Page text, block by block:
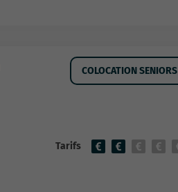
COLOCATION SENIORS
Tarifs